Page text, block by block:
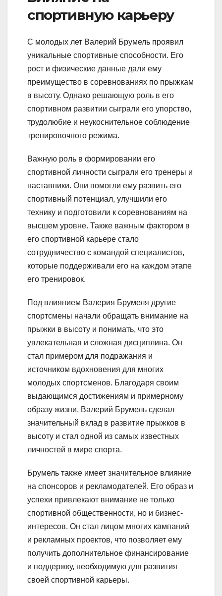
спортивную карьеру
С молодых лет Валерий Брумель проявил
уникальные спортивные способности. Его
рост и физические данные дали ему
преимущество в соревнованиях по прыжкам
в высоту. Однако решающую роль в его
спортивном развитии сыграли его упорство,
трудолюбие и неукоснительное соблюдение
тренировочного режима.
Важную роль в формировании его
спортивной личности сыграли его тренеры и
наставники. Они помогли ему развить его
спортивный потенциал, улучшили его
технику и подготовили к соревнованиям на
высшем уровне. Также важным фактором в
его спортивной карьере стало
сотрудничество с командой специалистов,
которые поддерживали его на каждом этапе
его тренировок.
Под влиянием Валерия Брумеля другие
спортсмены начали обращать внимание на
прыжки в высоту и понимать, что это
увлекательная и сложная дисциплина. Он
стал примером для подражания и
источником вдохновения для многих
молодых спортсменов. Благодаря своим
выдающимся достижениям и примерному
образу жизни, Валерий Брумель сделал
значительный вклад в развитие прыжков в
высоту и стал одной из самых известных
личностей в мире спорта.
Брумель также имеет значительное влияние
на спонсоров и рекламодателей. Его образ и
успехи привлекают внимание не только
спортивной общественности, но и бизнес-
интересов. Он стал лицом многих кампаний
и рекламных проектов, что позволяет ему
получить дополнительное финансирование
и поддержку, необходимую для развития
своей спортивной карьеры.